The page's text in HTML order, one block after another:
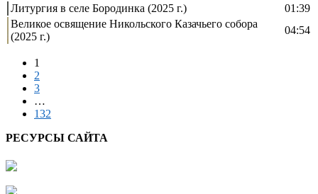
Литургия в селе Бородинка (2025 г.)
01:39
Великое освящение Никольского Казачьего собора
(2025 г.)
04:54
1
2
3
…
132
РЕСУРСЫ САЙТА